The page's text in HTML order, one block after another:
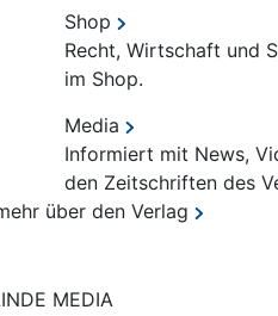
Shop
Recht, Wirtschaft und
im Shop.
Media
Informiert mit News,
den Zeitschriften des
über den Verlag
MEDIA